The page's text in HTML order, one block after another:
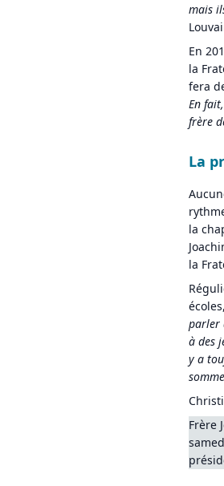
mais
En
la
fera
En
frère
La
la
la
parler
à des
y a
Frère